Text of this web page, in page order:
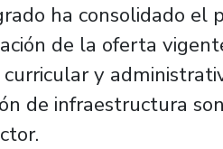
ha consolidado el
de la oferta
y
de infraestructura